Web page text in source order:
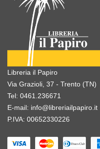
Libreria il Papiro
Via Grazioli, 37 - Trento (TN)
Tel: 0461.236671
E-mail: info@libreriailpapiro.it
P.IVA: 00652330226